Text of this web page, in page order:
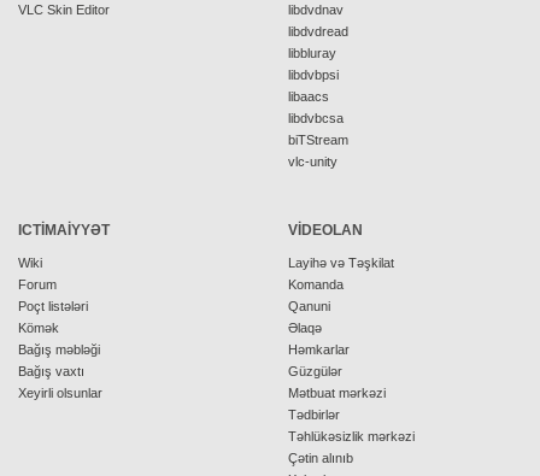
VLC Skin Editor
libdvdnav
libdvdread
libbluray
libdvbpsi
libaacs
libdvbcsa
biTStream
vlc-unity
ICTIMAIYYƏT
Wiki
Forum
Poçt listələri
Kömək
Bağış məbləği
Bağış vaxtı
Xeyirli olsunlar
VIDEOLAN
Layihə və Təşkilat
Komanda
Qanuni
Əlaqə
Həmkarlar
Güzgülər
Mətbuat mərkəzi
Tədbirlər
Təhlükəsizlik mərkəzi
Çətin alınıb